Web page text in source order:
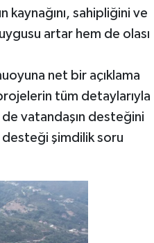
kaynağını, sahipliğini ve
artar hem de olası
net bir açıklama
tüm detaylarıyla
de vatandaşın desteğini
desteği şimdilik soru